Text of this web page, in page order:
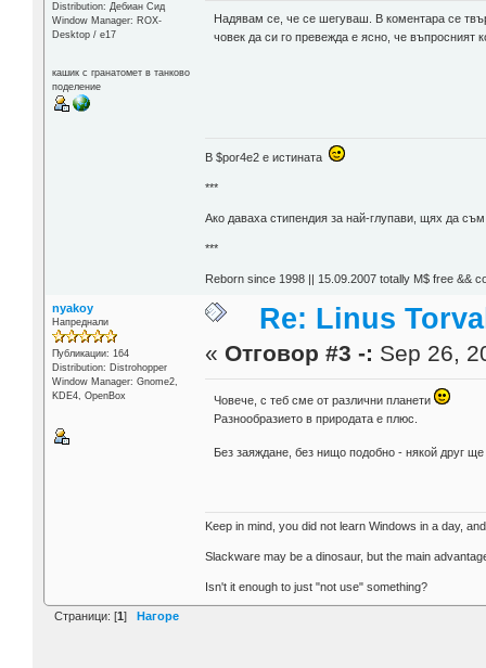
Distribution: Дебиан Сид
Window Manager: ROX-
Desktop / е17
кашик с гранатомет в танково
поделение
Надявам се, че се шегуваш. В коментара се
човек да си го превежда е ясно, че въпросният
В $por4e2 e истината
***
Aко даваха стипендия за най-глупави, щях да
***
Reborn since 1998 || 15.09.2007 totally М$ free &&
nyakoy
Напреднали
Публикации: 164
Distribution: Distrohopper
Window Manager: Gnome2,
KDE4, OpenBox
Re: Linus
« Отговор #3 -: Sep 26,
Човече, с теб сме от различни планети
Разнообразието в природата е плюс.
Без заяждане, без нищо подобно - някой друг
Keep in mind, you did not learn Windows in a day,
Slackware may be a dinosaur, but the main
Isn't it enough to just "not use" something?
Страници: [1] Нагоре